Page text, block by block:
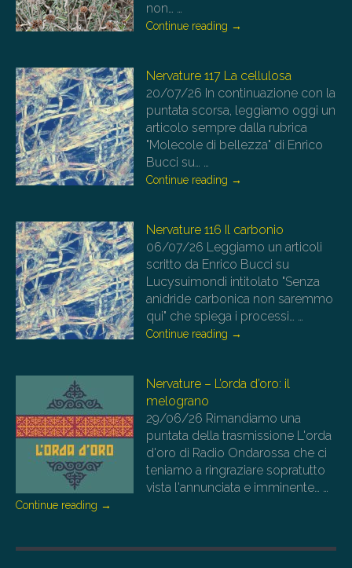
non… …
Continue reading →
Nervature 117 La cellulosa
20/07/26 In continuazione con la
puntata scorsa, leggiamo oggi un
articolo sempre dalla rubrica
"Molecole di bellezza" di Enrico
Bucci su… …
Continue reading →
Nervature 116 Il carbonio
06/07/26 Leggiamo un articoli
scritto da Enrico Bucci su
Lucysuimondi intitolato "Senza
anidride carbonica non saremmo
qui" che spiega i processi… …
Continue reading →
Nervature – L’orda d’oro: il
melograno
29/06/26 Rimandiamo una
puntata della trasmissione L'orda
d'oro di Radio Ondarossa che ci
teniamo a ringraziare sopratutto
vista l'annunciata e imminente… …
Continue reading →